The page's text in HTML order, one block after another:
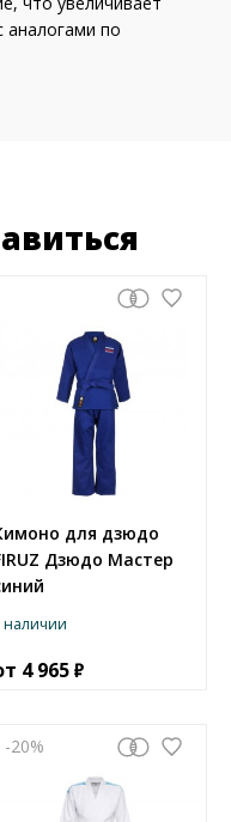
аналогами по
для дзюдо
Дзюдо Мастер
наличии
4 965
-20